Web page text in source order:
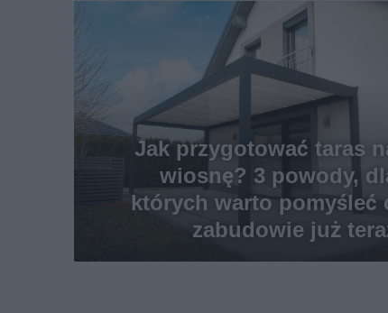
Jak przygotować taras
wiosnę? 3 powody,
których warto pomyśleć
zabudowie już